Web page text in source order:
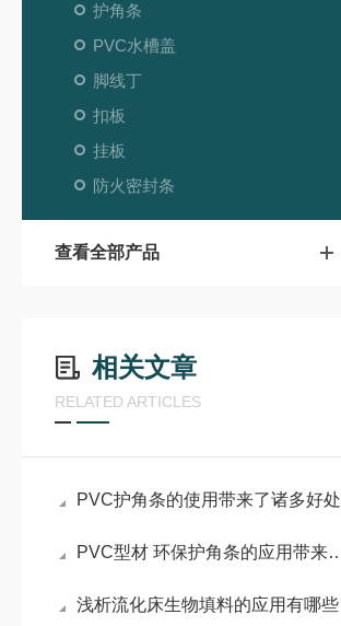
护角条
PVC水槽盖
脚线丁
扣板
挂板
防火密封条
查看全部产品
相关文章
RELATED ARTICLES
PVC护角条的使用带来了诸多好处
PVC型材 环保护角条的应用带来了诸多好处
浅析流化床生物填料的应用有哪些